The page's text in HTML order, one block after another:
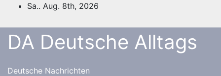
springen
Sa.. Aug. 8th, 2026
DA Deutsche Alltags
Deutsche Nachrichten